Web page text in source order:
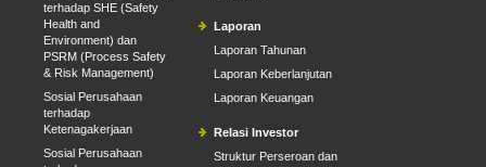
terhadap SHE (Safety
Health and
Environment) dan
PSRM (Process Safety
& Risk Management)
Sosial Perusahaan
terhadap
Ketenagakerjaan
Sosial Perusahaan
Laporan
Laporan Tahunan
Laporan Keberlanjutan
Laporan Keuangan
Relasi Investor
Struktur Perseroan dan